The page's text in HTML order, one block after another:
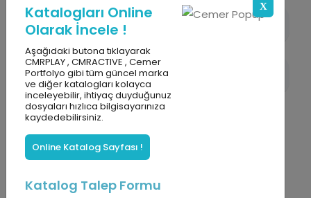
Çevreye Uyum ve Estetik
Kullanım Alanları
CEMERReferanslar
X
Katalogları Online
Olarak İncele !
Aşağıdaki butona tıklayarak
CMRPLAY , CMRACTIVE , Cemer
Portfolyo gibi tüm güncel marka
ve diğer katalogları kolayca
inceleyebilir, ihtiyaç duyduğunuz
dosyaları hızlıca bilgisayarınıza
kaydedebilirsiniz.
Online Katalog Sayfası !
Katalog Talep Formu